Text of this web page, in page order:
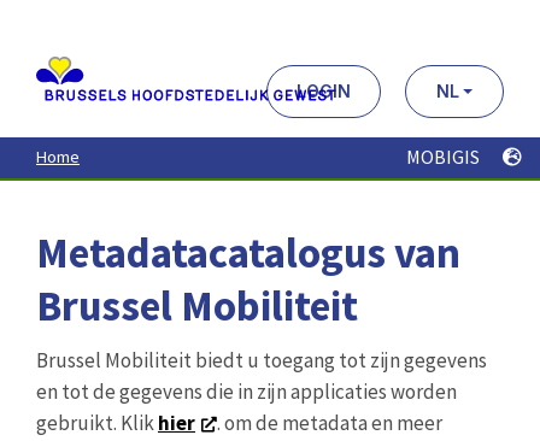
contenu
principal
LOGIN NL
Home MOBIGIS
Metadatacatalogus van
Brussel Mobiliteit
Brussel Mobiliteit biedt u toegang tot zijn gegevens
en tot de gegevens die in zijn applicaties worden
gebruikt. Klikhier
. om de metadata en meer